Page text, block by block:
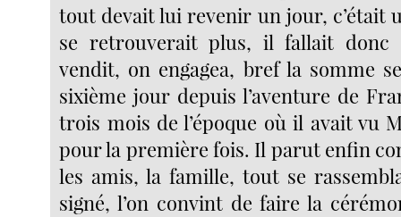
tout devait lui revenir un jour, c’était
se retrouverait plus, il fallait donc
vendit, on engagea, bref la somme
sixième jour depuis l’aventure de
trois mois de l’époque où il avait vu
pour la première fois. Il parut enfin
les amis, la famille, tout se
signé, l’on convint de faire la